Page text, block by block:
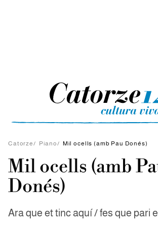
Catorze/ Piano/ Mil ocells (amb Pau Donés)
Mil ocells (amb
Donés)
Ara que et tinc aquí / fes que pari